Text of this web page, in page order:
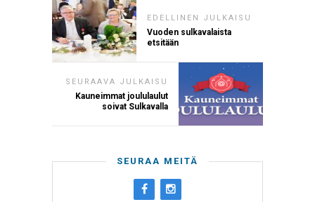
EDELLINEN JULKAISU
Vuoden sulkavalaista
etsitään
SEURAAVA JULKAISU
Kauneimmat joululaulut
soivat Sulkavalla
SEURAA MEITÄ